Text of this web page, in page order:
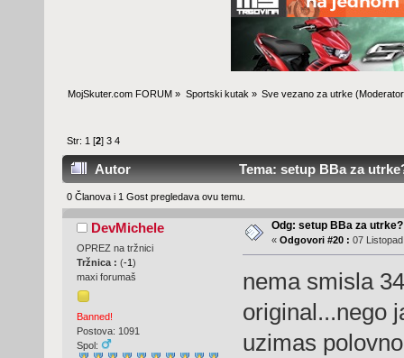
MojSkuter.com FORUM » Sportski kutak » Sve vezano za utrke
Str: 1 [2]3 4
Autor Tema: setup BBa za
0 Članova i 1 Gost pregledava ovu temu.
DevMichele
OPREZ na tržnici
Tržnica : (-1 )
maxi forumaš
Banned!
Postova: 1091
Spol:
Odg: setup BBa za utrke?
« Odgovori #20 : 07
nema smisla
original...nego
uzimas